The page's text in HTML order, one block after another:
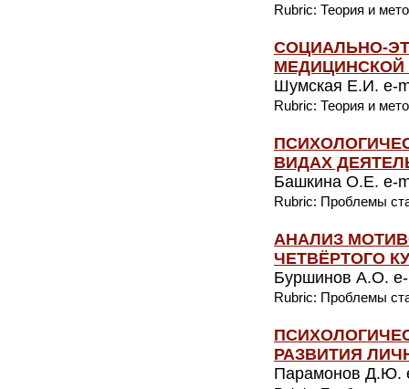
Rubric: Теория и
СОЦИАЛЬНО-
МЕДИЦИНСКОЙ
Шумская Е.И. e-
Rubric: Теория и
ВИДАХ
Башкина О.Е. e-
Rubric: Проблемы
АНАЛИЗ
ЧЕТВЁРТОГО
Буршинов А.О. e-
Rubric: Проблемы
РАЗВИТИЯ
Парамонов Д.Ю.